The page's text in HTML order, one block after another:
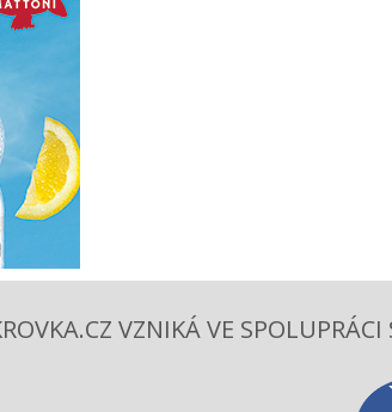
VZNIKÁ VE